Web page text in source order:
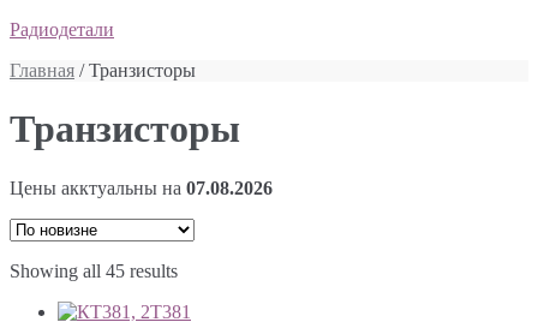
Радиодетали
Главная / Транзисторы
Транзисторы
Цены акктуальны на 07.08.2026
Showing all 45 results